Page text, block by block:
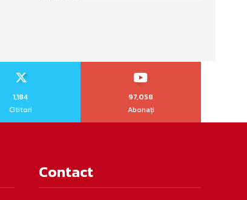
1,184
Cititori
97,058
Abonați
Contact